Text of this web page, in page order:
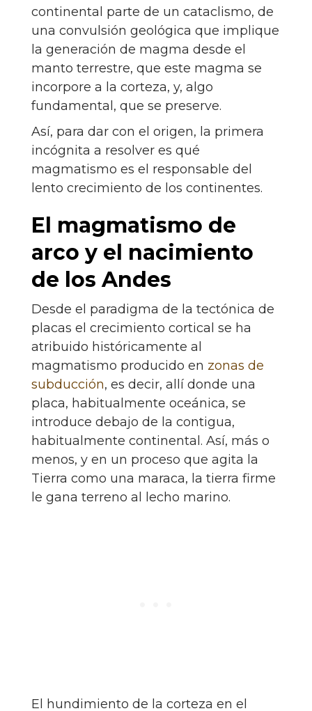
continental parte de un cataclismo, de
una convulsión geológica que implique
la generación de magma desde el
manto terrestre, que este magma se
incorpore a la corteza, y, algo
fundamental, que se preserve.
Así, para dar con el origen, la primera
incógnita a resolver es qué
magmatismo es el responsable del
lento crecimiento de los continentes.
El magmatismo de
arco y el nacimiento
de los Andes
Desde el paradigma de la tectónica de
placas el crecimiento cortical se ha
atribuido históricamente al
magmatismo producido en zonas de
subducción, es decir, allí donde una
placa, habitualmente oceánica, se
introduce debajo de la contigua,
habitualmente continental. Así, más o
menos, y en un proceso que agita la
Tierra como una maraca, la tierra firme
le gana terreno al lecho marino.
El hundimiento de la corteza en el